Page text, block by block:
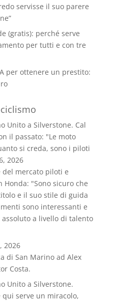
servisse il suo parere
(gratis): perché serve
per tutti e con tre
per ottenere un prestito:
Unito a Silverstone. Cal
il passato: "Le moto
si creda, sono i piloti
2026
del mercato piloti e
"Sono sicuro che
e il suo stile di guida
sono interessanti e
a livello di talento
2026
di San Marino ad Alex
Costa.
Unito a Silverstone.
qui serve un miracolo,